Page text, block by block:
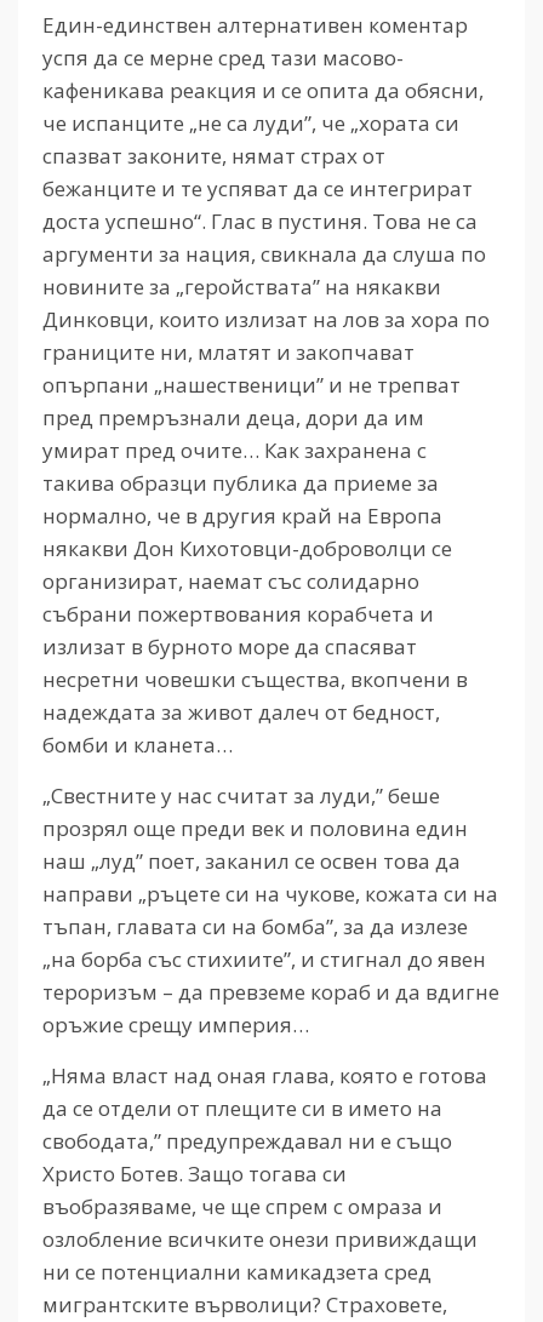
Един-единствен алтернативен коментар
успя да се мерне сред тази масово-
кафеникава реакция и се опита да обясни,
че испанците „не са луди”, че „хората си
спазват законите, нямат страх от
бежанците и те успяват да се интегрират
доста успешно“. Глас в пустиня. Това не са
аргументи за нация, свикнала да слуша по
новините за „геройствата” на някакви
Динковци, които излизат на лов за хора по
границите ни, млатят и закопчават
опърпани „нашественици” и не трепват
пред премръзнали деца, дори да им
умират пред очите… Как захранена с
такива образци публика да приеме за
нормално, че в другия край на Европа
някакви Дон Кихотовци-доброволци се
организират, наемат със солидарно
събрани пожертвования корабчета и
излизат в бурното море да спасяват
несретни човешки същества, вкопчени в
надеждата за живот далеч от бедност,
бомби и кланета…
„Свестните у нас считат за луди,” беше
прозрял още преди век и половина един
наш „луд” поет, заканил се освен това да
направи „ръцете си на чукове, кожата си на
тъпан, главата си на бомба”, за да излезе
„на борба със стихиите”, и стигнал до явен
тероризъм – да превземе кораб и да вдигне
оръжие срещу империя…
„Няма власт над оная глава, която е готова
да се отдели от плещите си в името на
свободата,” предупреждавал ни е също
Христо Ботев. Защо тогава си
въобразяваме, че ще спрем с омраза и
озлобление всичките онези привиждащи
ни се потенциални камикадзета сред
мигрантските върволици? Страховете,